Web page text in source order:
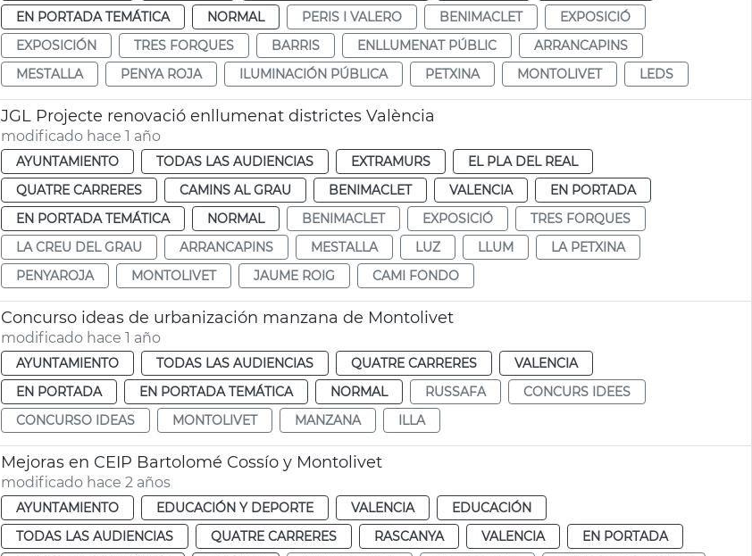
EN PORTADA TEMÁTICA
NORMAL PERIS I VALERO BENIMACLET
EXPOSICIÓ
EXPOSICIÓN
TRES FORQUES BARRIS ENLLUMENAT PÚBLIC
ARRANCAPINS
MESTALLA
PENYA ROJA ILUMINACIÓN PÚBLICA PETXINA MONTOLIVET LEDS
JGL Projecte renovació enllumenat districtes València
modificado hace 1 año
AYUNTAMIENTO TODAS LAS AUDIENCIAS EXTRAMURS
EL PLA DEL REAL
QUATRE CARRERES
CAMINS AL GRAU BENIMACLET VALENCIA
EN PORTADA
EN PORTADA TEMÁTICA
NORMAL BENIMACLET EXPOSICIÓ
TRES FORQUES
LA CREU DEL GRAU
ARRANCAPINS MESTALLA LUZ LLUM
LA PETXINA
PENYAROJA
MONTOLIVET JAUME ROIG CAMI FONDO
Concurso ideas de urbanización manzana de Montolivet
modificado hace 1 año
AYUNTAMIENTO TODAS LAS AUDIENCIAS QUATRE CARRERES
VALENCIA
EN PORTADA
EN PORTADA TEMÁTICA NORMAL RUSSAFA
CONCURS IDEES
CONCURSO IDEAS
MONTOLIVET MANZANA ILLA
Mejoras en CEIP Bartolomé Cossío y Montolivet
modificado hace 2 años
AYUNTAMIENTO EDUCACIÓN Y DEPORTE VALENCIA
EDUCACIÓN
TODAS LAS AUDIENCIAS
QUATRE CARRERES RASCANYA VALENCIA
EN PORTADA